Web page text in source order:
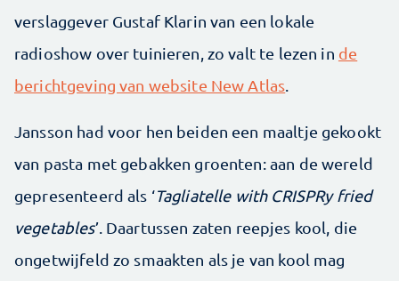
verslaggever Gustaf Klarin van een lokale
radioshow over tuinieren, zo valt te lezen in de
berichtgeving van website New Atlas
Jansson had voor hen beiden een maaltje gekookt
van pasta met gebakken groenten: aan de wereld
gepresenteerd als ‘Tagliatelle with CRISPRy fried
vegetables’. Daartussen zaten reepjes kool, die
ongetwijfeld zo smaakten als je van kool mag